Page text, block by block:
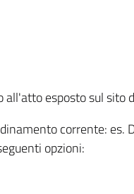
esposto sul sito
corrente: es.
opzioni: